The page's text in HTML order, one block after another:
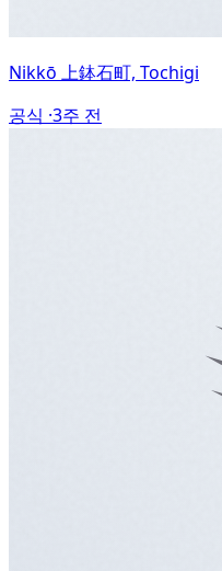
Nikkō 上鉢石町, Tochigi
공식 ·3주 전